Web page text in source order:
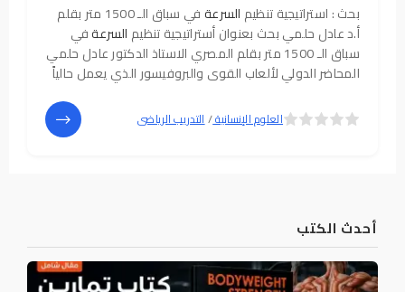
أحدث الكتب
بحث : استراتيجية تنظيم السرعة
في سباق الـ 1500 متر بقلم
أ.د عادل حلمي بحث بعنوان أستراتيجية تنظيم السرعةفي
سباق الـ 1500 متر بقلم المصري الاستاذ الدكتور عادل حلمي
المحاضر الدولي لألعاب القوى والبروفيسور الذي يعمل حالياً
استراتيجية تنظيمالسرعة
العلوم الإنسانية/ التدريب الرياضى